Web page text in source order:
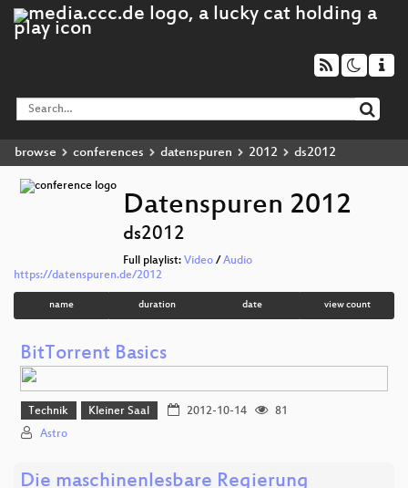
browse conferences datenspuren 2012 ds2012
Datenspuren 2012
ds2012
Full playlist: Video / Audio
https://datenspuren.de/2012
name duration date view count
BitTorrent Basics
Technik Kleiner Saal 2012-10-14
81
Astro
Die maschinenlesbare Regierung